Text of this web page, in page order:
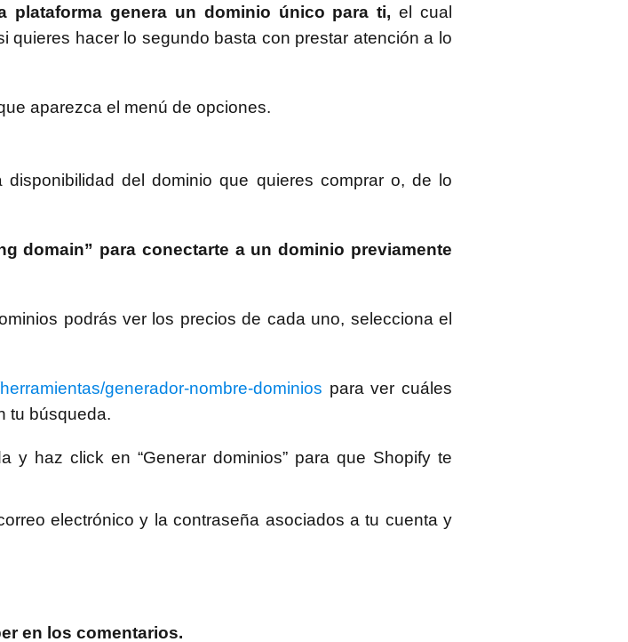
plataforma genera un dominio único para ti,el cual
quieres hacer lo segundo basta con prestar atención a lo
aparezca el menú de opciones.
disponibilidad del dominio que quieres comprar o, de lo
domain” para conectarte a un dominio previamente
podrás ver los precios de cada uno, selecciona el
generador-nombre-dominios para ver cuáles
tu búsqueda.
y haz click en “Generar dominios” para que Shopify te
electrónico y la contraseña asociados a tu cuenta y
en los comentarios.